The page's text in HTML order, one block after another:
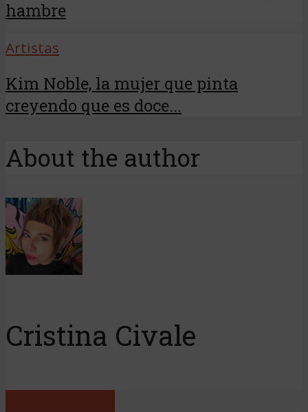
hambre
Artistas
Kim Noble, la mujer que pinta
creyendo que es doce...
About the author
Cristina Civale